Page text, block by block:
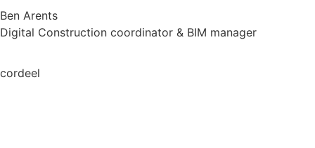
Ben Arents
Digital Construction coordinator & BIM manager
cordeel